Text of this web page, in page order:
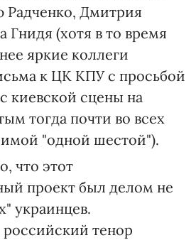
Радченко, Дмитрия
Гнидя (хотя в то время
яркие коллеги
к ЦК КПУ с просьбой
киевской сцены на
тогда почти во всех
"одной шестой").
что этот
проект был делом не
украинцев.
тенор